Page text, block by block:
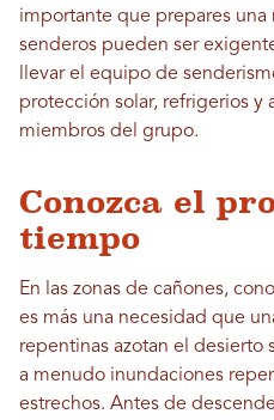
importante que prepares una
senderos pueden ser
llevar el equipo de
protección solar, refrigerios y
miembros del grupo.
Conozca el
tiempo
En las zonas de cañones,
es más una necesidad que
repentinas azotan el desierto
a menudo inundaciones
estrechos. Antes de